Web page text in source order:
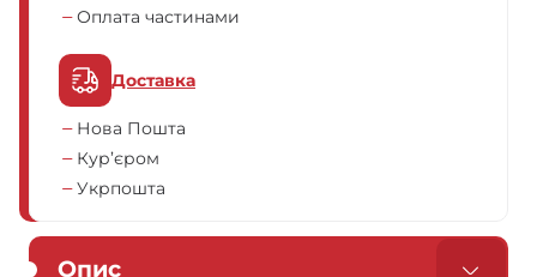
Оплата частинами
Доставка
Нова Пошта
Кур’єром
Укрпошта
Опис